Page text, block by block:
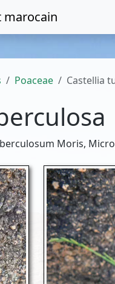
marocain
Poaceae Castellia
Moris,